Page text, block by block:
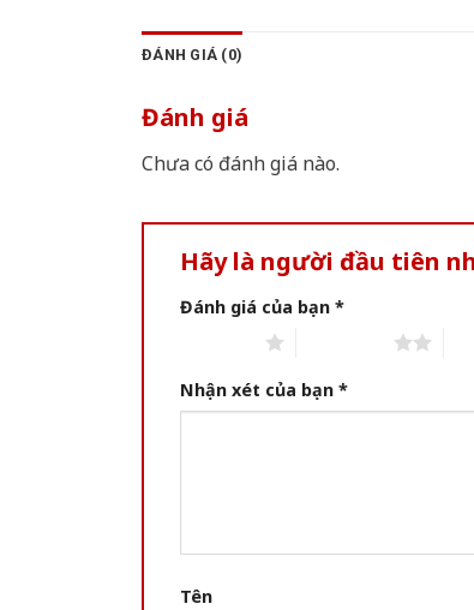
ĐÁNH GIÁ (0)
Đánh giá
Chưa có đánh giá nào.
Hãy là người đầu tiên
Đánh giá của bạn *
Nhận xét của bạn *
Tên